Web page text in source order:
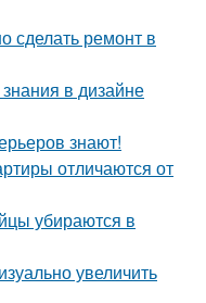
сделать ремонт в
в дизайне
знают!
отличаются от
убираются в
увеличить